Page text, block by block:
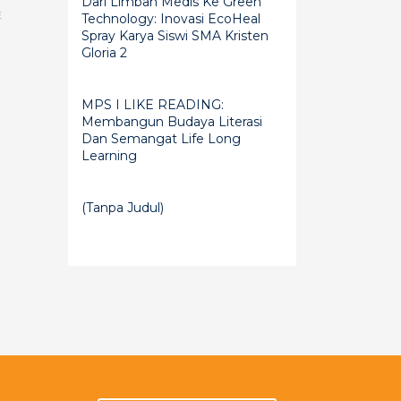
Technology: Inovasi EcoHeal
Spray Karya Siswi SMA Kristen
Gloria 2
MPS I LIKE READING:
Membangun Budaya Literasi
Dan Semangat Life Long
Learning
(tanpa Judul)